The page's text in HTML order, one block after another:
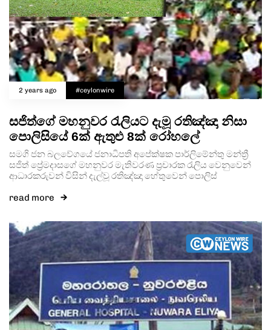
2 years ago #ceylonwire
සජිත්ගේ මහනුවර රැලියට දැමූ රතිඤ්ඤා නිසා
පොලිසියේ 6ක් ඇතුළු 8ක් රෝහලේ
සමගි ජන බලවේගයේ ජනාධිපති අපේක්ෂක පාර්ලිමේන්තු මන්ත්‍රී
සජිත් ප්‍රේමදාසගේ මහනුවර මැතිවරණ ප්‍රචාරක රැලිය වෙනුවෙන්
ආධාරකරුවන් විසින් දැල්වූ රතිඤ්ඤා හේතුවෙන් පොලිස්
read more